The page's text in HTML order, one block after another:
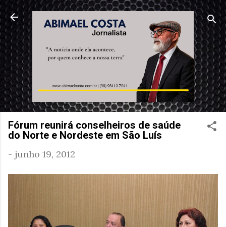
Pular para o conteúdo principal
Fórum reunirá conselheiros de saúde
do Norte e Nordeste em São Luís
- junho 19, 2012